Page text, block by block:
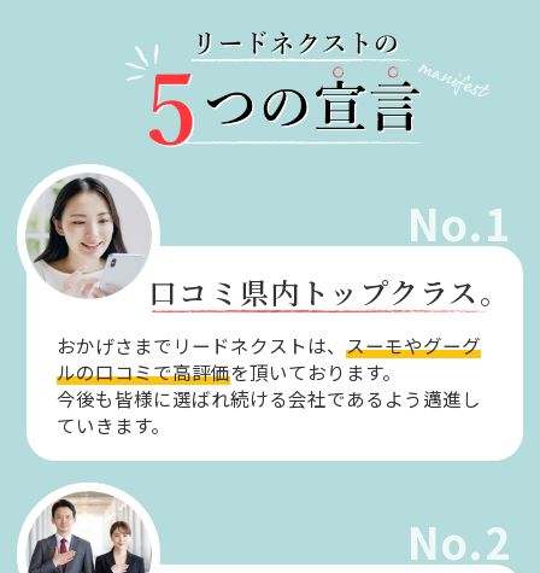
No.1
口コミ県内トップクラス。
おかげさまでリードネクストは、スーモやグーグ
ルの口コミで高評価を頂いております。
今後も皆様に選ばれ続ける会社であるよう邁進し
ていきます。
No.2